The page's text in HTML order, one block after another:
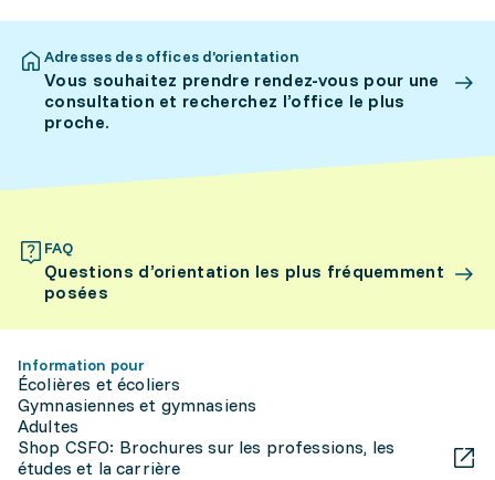
Adresses des offices d’orientation
Vous souhaitez prendre rendez-vous pour une
consultation et recherchez l’office le plus
proche.
FAQ
Questions d’orientation les plus fréquemment
posées
Information pour
Écolières et écoliers
Gymnasiennes et gymnasiens
Adultes
Shop CSFO: Brochures sur les professions, les
études et la carrière